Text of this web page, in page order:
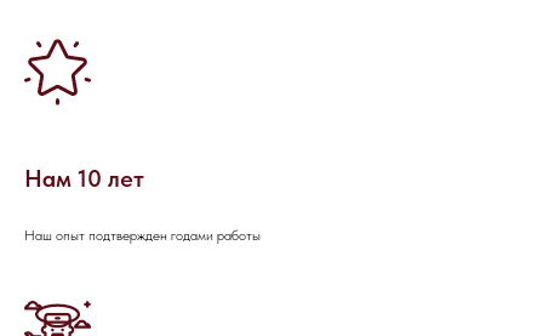
Нам 10 лет
Наш опыт подтвержден годами работы
будем рады вам помочь!